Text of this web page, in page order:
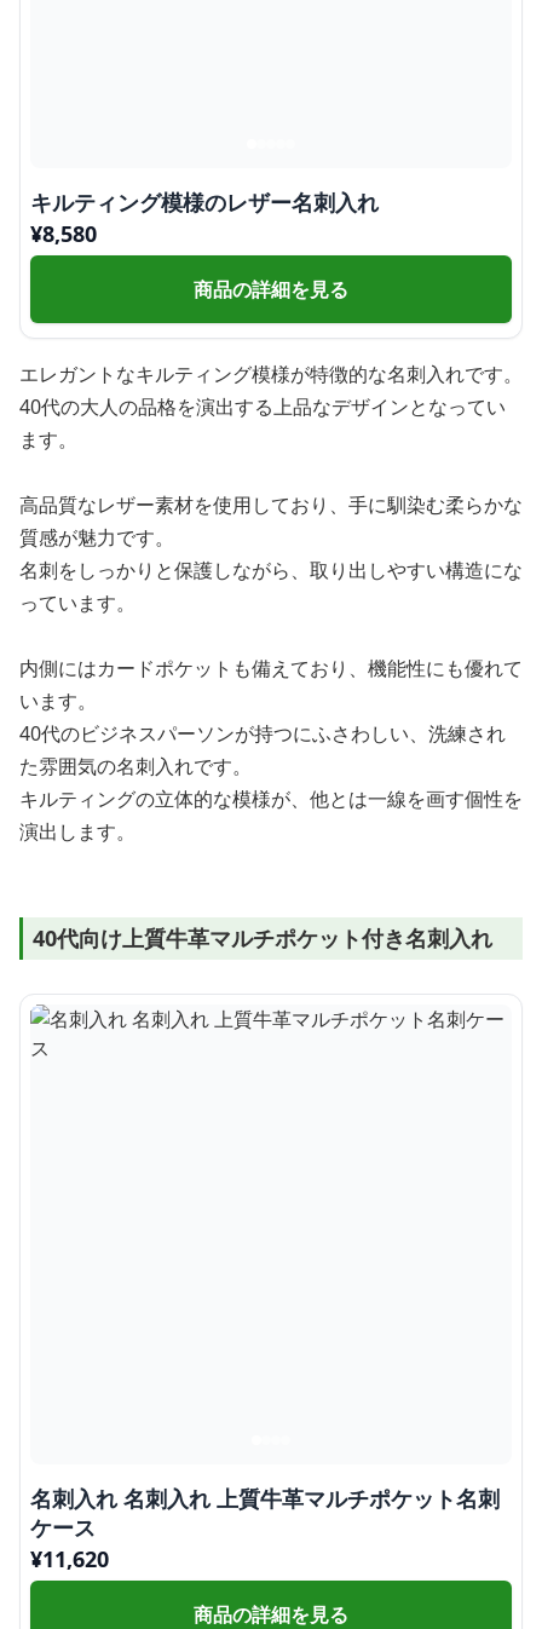
キルティング模様のレザー名刺入れ
¥8,580
商品の詳細を見る
エレガントなキルティング模様が特徴的な名刺入れです。
40代の大人の品格を演出する上品なデザインとなってい
ます。
高品質なレザー素材を使用しており、手に馴染む柔らかな
質感が魅力です。
名刺をしっかりと保護しながら、取り出しやすい構造にな
っています。
内側にはカードポケットも備えており、機能性にも優れて
います。
40代のビジネスパーソンが持つにふさわしい、洗練され
た雰囲気の名刺入れです。
キルティングの立体的な模様が、他とは一線を画す個性を
演出します。
40代向け上質牛革マルチポケット付き名刺入れ
名刺入れ 名刺入れ 上質牛革マルチポケット名刺
ケース
¥11,620
商品の詳細を見る